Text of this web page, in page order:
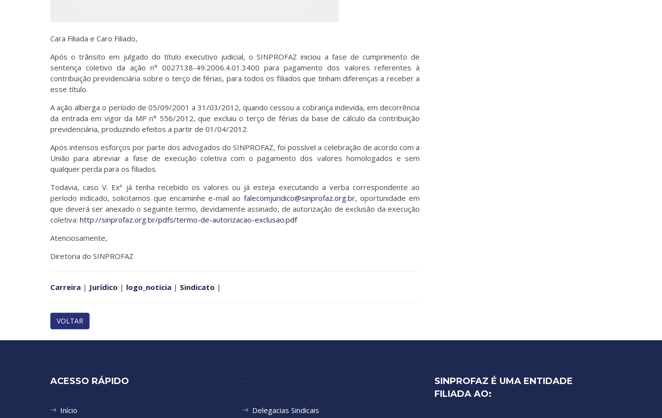
Cara Filiada e Caro Filiado,
Após o trânsito em julgado do título executivo judicial, o SINPROFAZ iniciou a fase de cumprimento de
sentença coletivo da ação n° 0027138-49.2006.4.01.3400 para pagamento dos valores referentes à
contribuição previdenciária sobre o terço de férias, para todos os filiados que tinham diferenças a receber a
esse título.
A ação alberga o período de 05/09/2001 a 31/03/2012, quando cessou a cobrança indevida, em decorrência
da entrada em vigor da MP n° 556/2012, que excluiu o terço de férias da base de cálculo da contribuição
previdenciária, produzindo efeitos a partir de 01/04/2012.
Após intensos esforços por parte dos advogados do SINPROFAZ, foi possível a celebração de acordo com a
União para abreviar a fase de execução coletiva com o pagamento dos valores homologados e sem
qualquer perda para os filiados.
Todavia, caso V. Exª já tenha recebido os valores ou já esteja executando a verba correspondente ao
período indicado, solicitamos que encaminhe e-mail ao falecomjuridico@sinprofaz.org.br, oportunidade em
que deverá ser anexado o seguinte termo, devidamente assinado, de autorização de exclusão da execução
coletiva: http://sinprofaz.org.br/pdfs/termo-de-autorizacao-exclusao.pdf
Atenciosamente,
Diretoria do SINPROFAZ
Carreira | Jurídico | logo_noticia | Sindicato |
VOLTAR
ACESSO RÁPIDO
Início
---
Delegacias Sindicais
SINPROFAZ É UMA ENTIDADE
FILIADA AO: